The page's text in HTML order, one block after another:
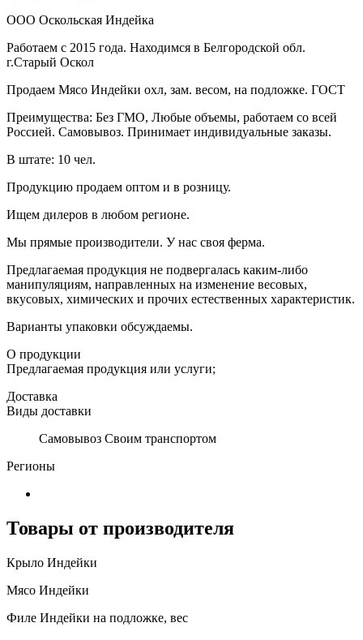
ООО Оскольская Индейка
Работаем с 2015 года. Находимся в Белгородской обл.
г.Старый Оскол
Продаем Мясо Индейки охл, зам. весом, на подложке. ГОСТ
Преимущества: Без ГМО, Любые объемы, работаем со всей
Россией. Самовывоз. Принимает индивидуальные заказы.
В штате: 10 чел.
Продукцию продаем оптом и в розницу.
Ищем дилеров в любом регионе.
Мы прямые производители. У нас своя ферма.
Предлагаемая продукция не подвергалась каким-либо
манипуляциям, направленных на изменение весовых,
вкусовых, химических и прочих естественных характеристик.
Варианты упаковки обсуждаемы.
О продукции
Предлагаемая продукция или услуги;
Доставка
Виды доставки
Самовывоз Своим транспортом
Регионы
Товары от производителя
Крыло Индейки
Мясо Индейки
Филе Индейки на подложке, вес